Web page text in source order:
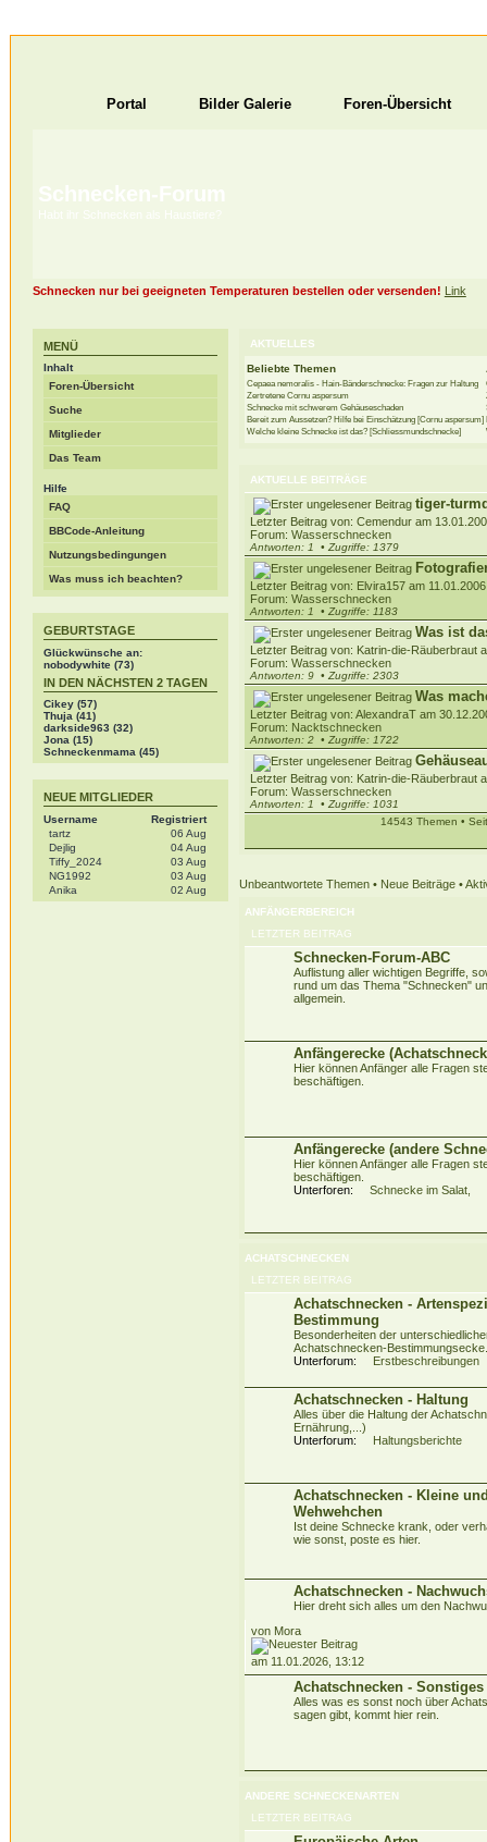
Portal Bilder Galerie Foren-Übersicht
Schnecken-Forum
Habt ihr Schnecken als Haustiere?
Schnecken nur bei geeigneten Temperaturen bestellen oder versenden! Link
MENÜ
Inhalt
Foren-Übersicht
Suche
Mitglieder
Das Team
Hilfe
FAQ
BBCode-Anleitung
Nutzungsbedingungen
Was muss ich beachten?
GEBURTSTAGE
Glückwünsche an:
nobodywhite (73)
IN DEN NÄCHSTEN 2 TAGEN
Cikey(57)
Thuja (41)
darkside963 (32)
Jona (15)
Schneckenmama (45)
NEUE MITGLIEDER
Username
Registriert
tartz
06 Aug
Dejlig
04 Aug
Tiffy_2024
03 Aug
NG1992
03 Aug
Anika
02 Aug
AKTUELLES
Beliebte Themen
Cepaea nemoralis - Hain-Bänderschnecke: Fragen zur Haltung
Zertretene Cornu aspersum
Schnecke mit schwerem Gehäuseschaden
Bereit zum Aussetzen? Hilfe bei Einschätzung [Cornu aspersum]
Welche kleine Schnecke ist das? [Schliessmundschnecke]
AKTUELLE BEITRÄGE
tiger-
Letzter Beitrag von: Cemendur am
Forum: Wasserschnecken
Antworten: 1 • Zugriffe: 1379
Letzter Beitrag von: Elvira157 am
Forum: Wasserschnecken
Antworten: 1 • Zugriffe: 1183
Was ist
Letzter Beitrag von: Katrin-die-Räuberbraut
Forum: Wasserschnecken
Antworten: 9 • Zugriffe: 2303
Was
Letzter Beitrag von: AlexandraT am
Forum: Nacktschnecken
Antworten: 2 • Zugriffe: 1722
Letzter Beitrag von: Katrin-die-Räuberbraut
Forum: Wasserschnecken
Antworten: 1
• Zugriffe: 1031
14543 Themen •
Unbeantwortete Themen• Neue Beiträge•
ANFÄNGERBEREICH
LETZTER BEITRAG
Schnecken-Forum-ABC
Auflistung aller wichtigen Begriffe,
rund um das Thema "Schnecken"
allgemein.
Anfängerecke
Hier können Anfänger alle Fragen
beschäftigen.
Anfängerecke (andere
Hier können Anfänger alle Fragen
beschäftigen.
Unterforen:
Schnecke im Salat,
ACHATSCHNECKEN
LETZTER BEITRAG
Achatschnecken -
Bestimmung
Besonderheiten der
Achatschnecken-Bestimmungsecke.
Unterforum:
Erstbeschreibungen
Achatschnecken - Haltung
Alles über die Haltung der
Ernährung,...)
Unterforum:
Haltungsberichte
Achatschnecken - Kleine
Wehwehchen
Ist deine Schnecke krank, oder
wie sonst, poste es hier.
Achatschnecken -
Hier dreht sich alles um den
von Mora
am 11.01.2026, 13:12
Achatschnecken - Sonstiges
Alles was es sonst noch über
sagen gibt, kommt hier rein.
ANDERE SCHNECKENARTEN
LETZTER BEITRAG